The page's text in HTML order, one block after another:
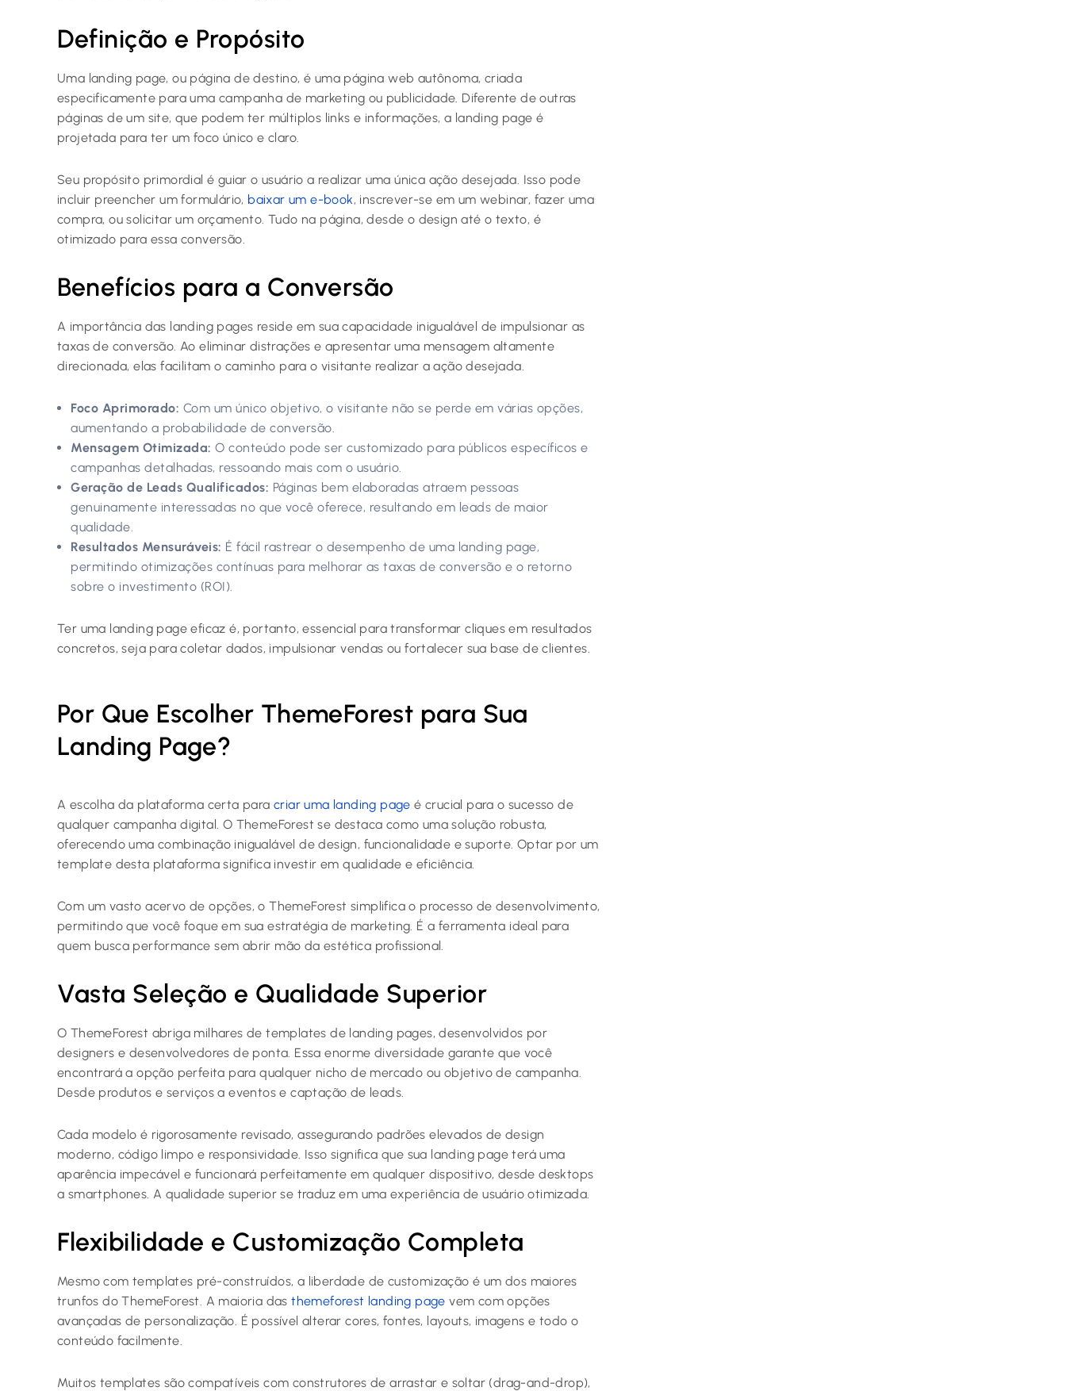
Definição e Propósito
Uma landing page, ou página de destino, é uma página web autônoma, criada
especificamente para uma campanha de marketing ou publicidade. Diferente de outras
páginas de um site, que podem ter múltiplos links e informações, a landing page é
projetada para ter um foco único e claro.
Seu propósito primordial é guiar o usuário a realizar uma única ação desejada. Isso pode
incluir preencher um formulário, baixar um e-book, inscrever-se em um webinar, fazer uma
compra, ou solicitar um orçamento. Tudo na página, desde o design até o texto, é
otimizado para essa conversão.
Benefícios para a Conversão
A importância das landing pages reside em sua capacidade inigualável de impulsionar as
taxas de conversão. Ao eliminar distrações e apresentar uma mensagem altamente
direcionada, elas facilitam o caminho para o visitante realizar a ação desejada.
Foco Aprimorado: Com um único objetivo, o visitante não se perde em várias opções,
aumentando a probabilidade de conversão.
Mensagem Otimizada: O conteúdo pode ser customizado para públicos específicos e
campanhas detalhadas, ressoando mais com o usuário.
Geração de Leads Qualificados: Páginas bem elaboradas atraem pessoas
genuinamente interessadas no que você oferece, resultando em leads de maior
qualidade.
Resultados Mensuráveis: É fácil rastrear o desempenho de uma landing page,
permitindo otimizações contínuas para melhorar as taxas de conversão e o retorno
sobre o investimento (ROI).
Ter uma landing page eficaz é, portanto, essencial para transformar cliques em resultados
concretos, seja para coletar dados, impulsionar vendas ou fortalecer sua base de clientes.
Por Que Escolher ThemeForest para Sua
Landing Page?
A escolha da plataforma certa para criar uma landing page é crucial para o sucesso de
qualquer campanha digital. O ThemeForest se destaca como uma solução robusta,
oferecendo uma combinação inigualável de design, funcionalidade e suporte. Optar por um
template desta plataforma significa investir em qualidade e eficiência.
Com um vasto acervo de opções, o ThemeForest simplifica o processo de desenvolvimento,
permitindo que você foque em sua estratégia de marketing. É a ferramenta ideal para
quem busca performance sem abrir mão da estética profissional.
Vasta Seleção e Qualidade Superior
O ThemeForest abriga milhares de templates de landing pages, desenvolvidos por
designers e desenvolvedores de ponta. Essa enorme diversidade garante que você
encontrará a opção perfeita para qualquer nicho de mercado ou objetivo de campanha.
Desde produtos e serviços a eventos e captação de leads.
Cada modelo é rigorosamente revisado, assegurando padrões elevados de design
moderno, código limpo e responsividade. Isso significa que sua landing page terá uma
aparência impecável e funcionará perfeitamente em qualquer dispositivo, desde desktops
a smartphones. A qualidade superior se traduz em uma experiência de usuário otimizada.
Flexibilidade e Customização Completa
Mesmo com templates pré-construídos, a liberdade de customização é um dos maiores
trunfos do ThemeForest. A maioria dasthemeforest landing page vem com opções
avançadas de personalização. É possível alterar cores, fontes, layouts, imagens e todo o
conteúdo facilmente.
Muitos templates são compatíveis com construtores de arrastar e soltar (drag-and-drop),